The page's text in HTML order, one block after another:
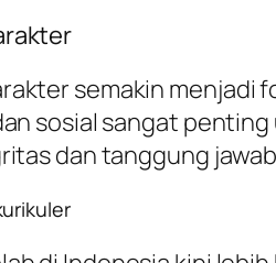
semakin menjadi
sosial sangat
dan tanggung